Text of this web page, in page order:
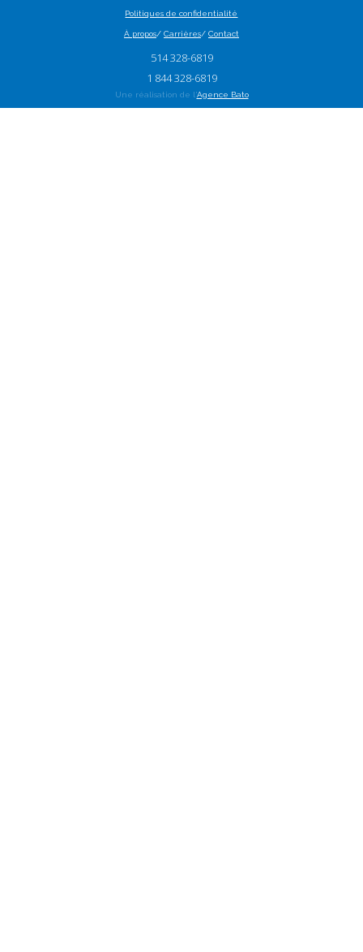
Politiques de confidentialité
À propos/ Carrières/ Contact
514 328-6819
1 844 328-6819
Une réalisation de l'Agence Bato